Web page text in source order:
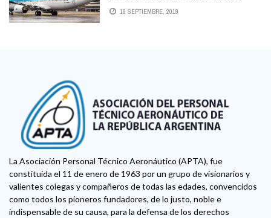
18 SEPTIEMBRE, 2019
La Asociación Personal Técnico Aeronáutico (APTA), fue
constituida el 11 de enero de 1963 por un grupo de visionarios y
valientes colegas y compañeros de todas las edades, convencidos
como todos los pioneros fundadores, de lo justo, noble e
indispensable de su causa, para la defensa de los derechos